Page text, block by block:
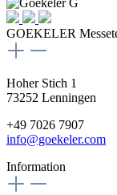
GOEKELER
Hoher Stich 1
73252 Lenningen
+49 7026 7907
info@goekeler.com
Information